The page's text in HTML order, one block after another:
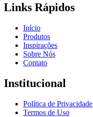
Links Rápidos
Início
Produtos
Inspirações
Sobre Nós
Contato
Institucional
Política de Privacidade
Termos de Uso